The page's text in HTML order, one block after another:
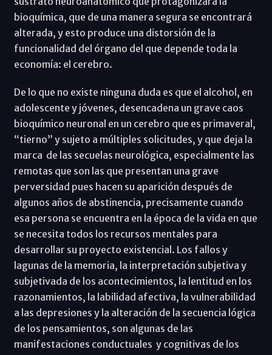
bioquímica, que de una manera segura se encontrará
alterada, y esto produce una distorsión de la
funcionalidad del órgano del que depende toda la
economía: el cerebro.
De lo que no existe ninguna duda es que el alcohol, en
adolescente y jóvenes, desencadena un grave caos
bioquímico neuronal en un cerebro que es primaveral,
“tierno” y sujeto a múltiples solicitudes, y que deja la
marca de las secuelas neurológica, especialmente las
remotas que son las que presentan una grave
perversidad pues hacen su aparición después de
algunos años de abstinencia, precisamente cuando
esa persona se encuentra en la época de la vida en que
se necesita todos los recursos mentales para
desarrollar su proyecto existencial. Los fallos y
lagunas de la memoria, la interpretación subjetiva y
subjetivada de los acontecimientos, la lentitud en los
razonamientos, la labilidad afectiva, la vulnerabilidad
a las depresiones y la alteración de la secuencia lógica
de los pensamientos, son algunas de las
manifestaciones conductuales y cognitivas de los